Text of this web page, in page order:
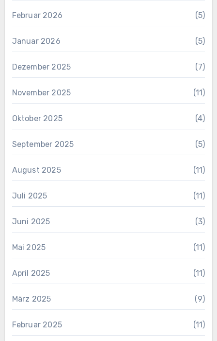
Februar 2026 (5)
Januar 2026 (5)
Dezember 2025 (7)
November 2025 (11)
Oktober 2025 (4)
September 2025 (5)
August 2025 (11)
Juli 2025 (11)
Juni 2025 (3)
Mai 2025 (11)
April 2025 (11)
März 2025 (9)
Februar 2025 (11)